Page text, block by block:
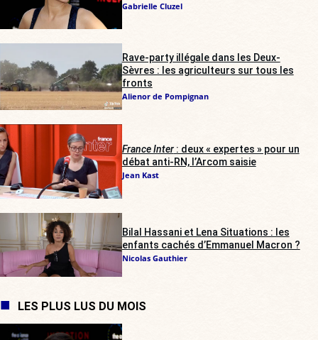
Gabrielle Cluzel
Rave-party illégale dans les Deux-
Sèvres : les agriculteurs sur tous les
fronts
Alienor de Pompignan
France Inter: deux « expertes » pour un
débat anti-RN, l’Arcom saisie
Jean Kast
Bilal Hassani et Lena Situations : les
enfants cachés d’Emmanuel Macron ?
Nicolas Gauthier
LES PLUS LUS DU MOIS